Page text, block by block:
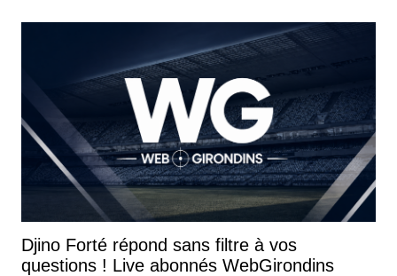
Djino Forté répond sans filtre à vos
questions ! Live abonnés WebGirondins